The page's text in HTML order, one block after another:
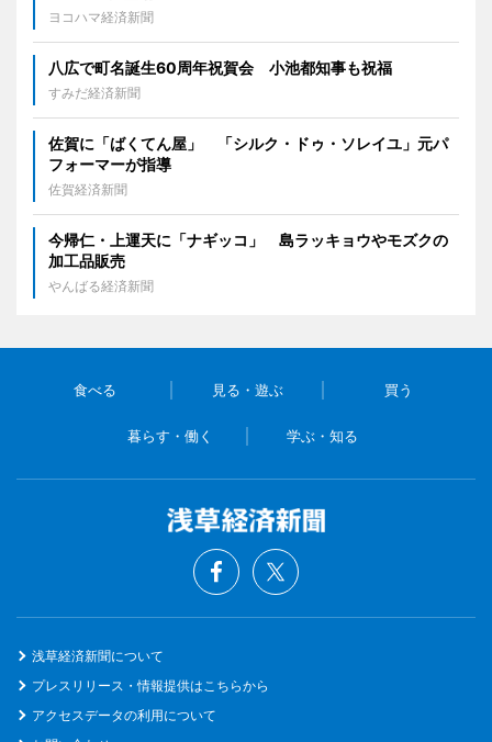
ヨコハマ経済新聞
八広で町名誕生60周年祝賀会 小池都知事も祝福
すみだ経済新聞
佐賀に「ばくてん屋」 「シルク・ドゥ・ソレイユ」元パ
フォーマーが指導
佐賀経済新聞
今帰仁・上運天に「ナギッコ」 島ラッキョウやモズクの
加工品販売
やんばる経済新聞
食べる 見る・遊ぶ 買う
暮らす・働く 学ぶ・知る
浅草経済新聞について
プレスリリース・情報提供はこちらから
アクセスデータの利用について